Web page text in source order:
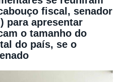
fiscal, senador
para apresentar
o tamanho do
do país, se o